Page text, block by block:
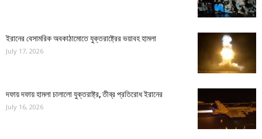
ইরানের বেসামরিক অবকাঠামোতে যুক্তরাষ্ট্রের ভয়াবহ হামলা
July 17, 2026
দফায় দফায় হামলা চালালো যুক্তরাষ্ট্র, তীব্র প্রতিরোধ ইরানের
July 16, 2026